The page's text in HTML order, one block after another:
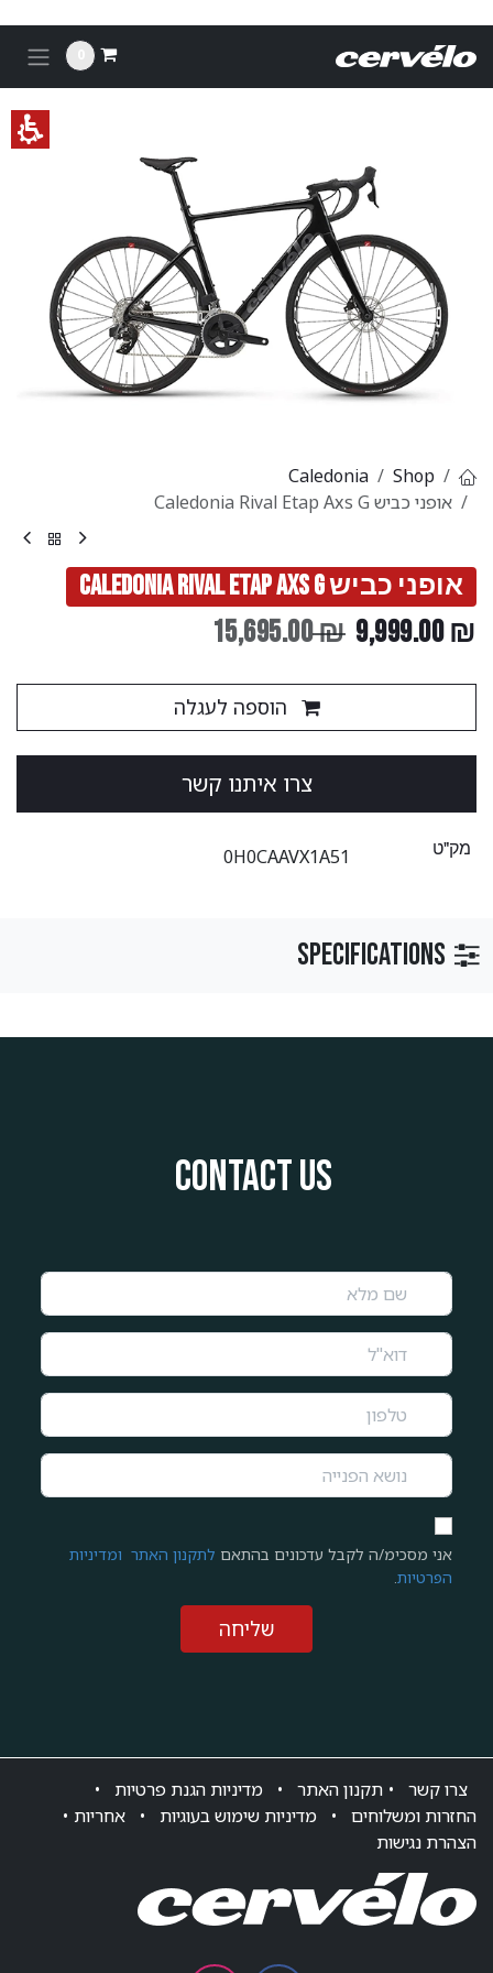
Shop
Caledonia
אופני כביש Caledonia Rival Etap Axs G
אופני כביש Caledonia Rival Etap Axs G
₪
9,999.00
₪
15,695.00
הוספה לעגלה
צ​​​​רו ​​איתנו קשר
מק"ט 0H0CAAVX1A51
Contact us
אני מסכימ/ה לקבל עדכונים בהתאם לתקנון האתר ומדיניות
הפרטיות.
שליחה
צרו ק​שר • תקנון האתר • מדיניות הגנת פרטיות
•
החזרות ומשלוחים
• מדיניות שימוש בעוגיות • אחריות •
הצהרת נגישות